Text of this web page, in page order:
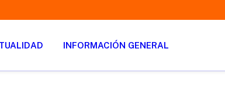
INFORMACIÓN GENERAL